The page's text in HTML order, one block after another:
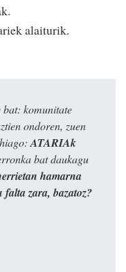
alaiturik.
komunitate
ondoren, zuen
ATARIAk
bat daukagu
hamarna
falta zara, bazatoz?